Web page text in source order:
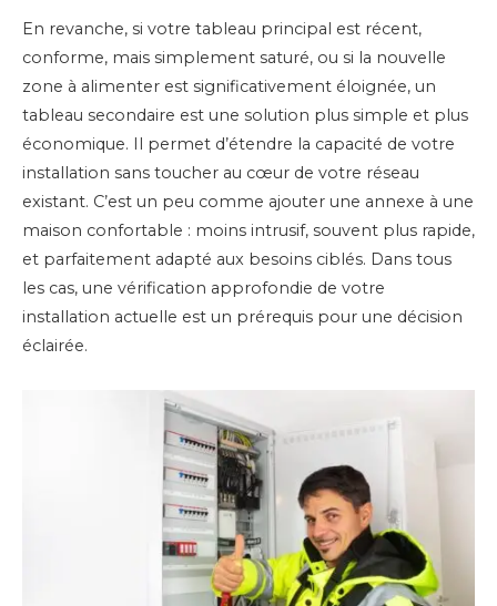
En revanche, si votre tableau principal est récent,
conforme, mais simplement saturé, ou si la nouvelle
zone à alimenter est significativement éloignée, un
tableau secondaire est une solution plus simple et plus
économique. Il permet d’étendre la capacité de votre
installation sans toucher au cœur de votre réseau
existant. C’est un peu comme ajouter une annexe à une
maison confortable : moins intrusif, souvent plus rapide,
et parfaitement adapté aux besoins ciblés. Dans tous
les cas, une vérification approfondie de votre
installation actuelle est un prérequis pour une décision
éclairée.